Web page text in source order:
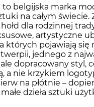
to belgijska marka
na całym
hołd dla rodzinnej
artystyczne
których pojawiają
jednego z
dopracowany styl,
a nie krzykiem
na płótnie –
dzieła sztuki